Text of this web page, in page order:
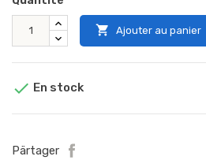
 Ajouter au panier
 En stock
Pärtager